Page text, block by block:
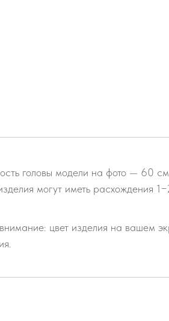
головы модели на фото — 60 см
могут иметь расхождения
цвет изделия на вашем